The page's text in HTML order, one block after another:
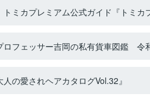
トミカプレミアム公式ガイド『トミ
ロフェッサー吉岡の私有貨車図鑑 令
の愛されヘアカタログVol.32』